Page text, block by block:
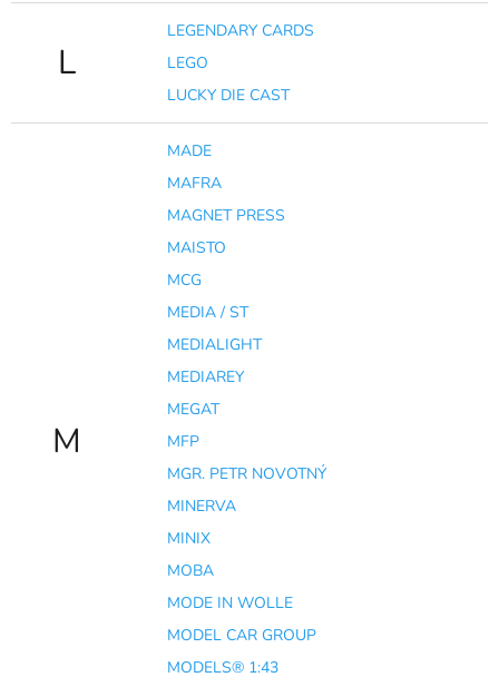
L
LEGENDARY CARDS
LEGO
LUCKY DIE CAST
M
MADE
MAFRA
MAGNET PRESS
MAISTO
MCG
MEDIA / ST
MEDIALIGHT
MEDIAREY
MEGAT
MFP
MGR. PETR NOVOTNÝ
MINERVA
MINIX
MOBA
MODE IN WOLLE
MODEL CAR GROUP
MODELS® 1:43